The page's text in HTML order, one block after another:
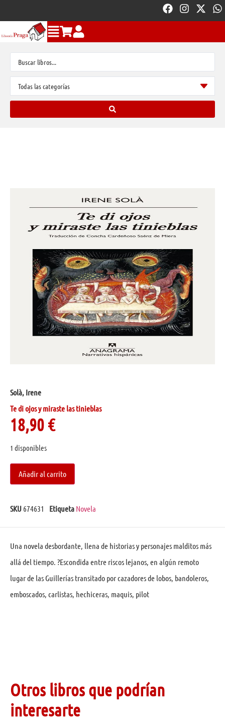
Solà, Irene
Te di ojos y miraste las tinieblas
18,90€
1 disponibles
Añadir al carrito
SKU 674631 Etiqueta Novela
Una novela desbordante, llena de historias y personajes malditos más
allá del tiempo. ?Escondida entre riscos lejanos, en algún remoto
lugar de las Guillerías transitado por cazadores de lobos, bandoleros,
emboscados, carlistas, hechiceras, maquis, pilot
Otros libros que podrían
interesarte